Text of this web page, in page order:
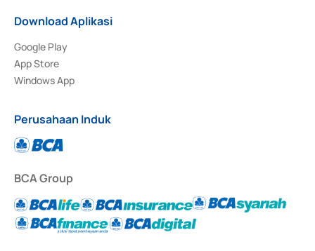
Download Aplikasi
Google Play
App Store
Windows App
Perusahaan Induk
BCA Group